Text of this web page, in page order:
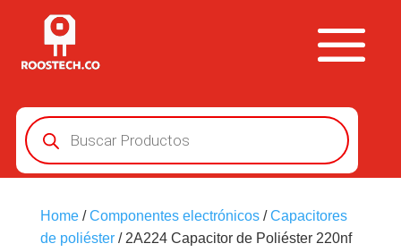
Búsqueda
de
productos
Home/Componentes electrónicos/Capacitores
de poliéster/ 2A224 Capacitor de Poliéster 220nf